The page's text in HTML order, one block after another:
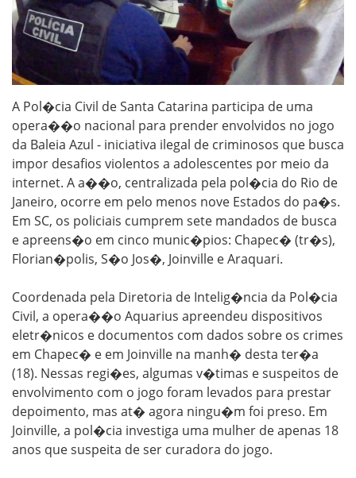
A Pol�cia Civil de Santa Catarina participa de uma
opera��o nacional para prender envolvidos no jogo
da Baleia Azul - iniciativa ilegal de criminosos que busca
impor desafios violentos a adolescentes por meio da
internet. A a��o, centralizada pela pol�cia do Rio de
Janeiro, ocorre em pelo menos nove Estados do pa�s.
Em SC, os policiais cumprem sete mandados de busca
e apreens�o em cinco munic�pios: Chapec� (tr�s),
Florian�polis, S�o Jos�, Joinville e Araquari.
Coordenada pela Diretoria de Intelig�ncia da Pol�cia
Civil, a opera��o Aquarius apreendeu dispositivos
eletr�nicos e documentos com dados sobre os crimes
em Chapec� e em Joinville na manh� desta ter�a
(18). Nessas regi�es, algumas v�timas e suspeitos de
envolvimento com o jogo foram levados para prestar
depoimento, mas at� agora ningu�m foi preso. Em
Joinville, a pol�cia investiga uma mulher de apenas 18
anos que suspeita de ser curadora do jogo.